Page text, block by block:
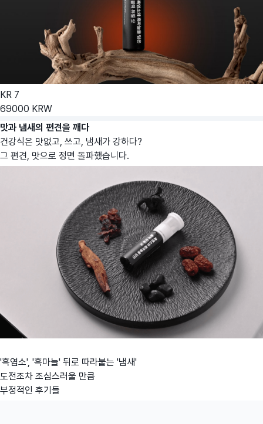
KR 7
69000 KRW
맛과 냄새의 편견을 깨다
건강식은 맛없고, 쓰고, 냄새가 강하다?
그 편견, 맛으로 정면 돌파했습니다.
'흑염소', '흑마늘' 뒤로 따라붙는 '냄새'
도전조차 조심스러울 만큼
부정적인 후기들